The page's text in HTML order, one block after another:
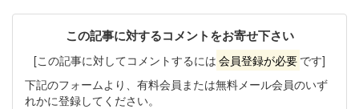
この記事に対するコメントをお寄せ下さい
[この記事に対してコメントするには 会員登録が必要 です]
下記のフォームより、有料会員または無料メール会員のいず
れかに登録してください。